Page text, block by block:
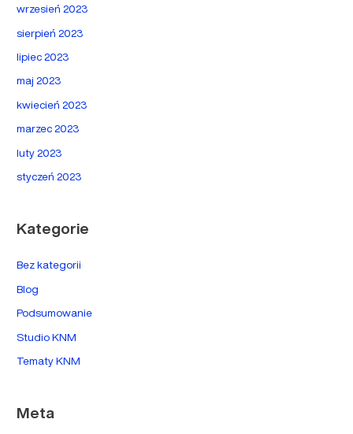
wrzesień 2023
sierpień 2023
lipiec 2023
maj 2023
kwiecień 2023
marzec 2023
luty 2023
styczeń 2023
Kategorie
Bez kategorii
Blog
Podsumowanie
Studio KNM
Tematy KNM
Meta